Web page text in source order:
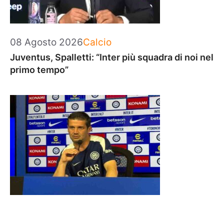
08 Agosto 2026Categorie
Calcio
Juventus, Spalletti: “Inter più squadra di noi nel
primo tempo”